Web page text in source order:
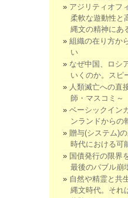
アジリティオフ
柔軟な遊動性と
縄文の精神にあ
組織の在り方か
い
なぜ中国、ロシ
いくのか。スピ
人類滅亡への
師・マスコミ～
ベーシックイン
ンランドからの
贈与(システム)
時代における可
国債発行の限界
最後のバブル崩
自然や精霊と共
縄文時代。それ